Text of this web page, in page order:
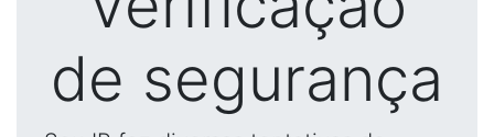
de segurança